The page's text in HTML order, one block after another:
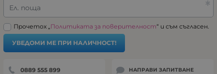
Ел. поща
Прочетох „Политиката за поверителност“ и съм съгласен.
УВЕДОМИ МЕ ПРИ НАЛИЧНОСТ!
0889 555 899 НАПРАВИ ЗАПИТВАНЕ